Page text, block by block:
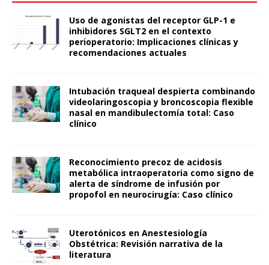
Uso de agonistas del receptor GLP-1 e
inhibidores SGLT2 en el contexto
perioperatorio: Implicaciones clínicas y
recomendaciones actuales
Intubación traqueal despierta combinando
videolaringoscopia y broncoscopia flexible
nasal en mandibulectomía total: Caso
clínico
Reconocimiento precoz de acidosis
metabólica intraoperatoria como signo de
alerta de síndrome de infusión por
propofol en neurocirugía: Caso clínico
Uterotónicos en Anestesiología
Obstétrica: Revisión narrativa de la
literatura